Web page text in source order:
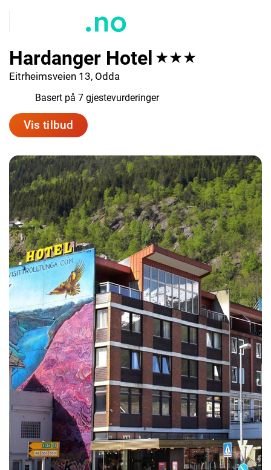
Hardanger Hotel ★★★
Eitrheimsveien 13, Odda
Basert på 7 gjestevurderinger
Vis tilbud